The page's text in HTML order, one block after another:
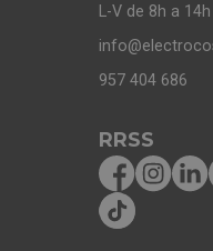
L-V de 8h a 14h
957 404 686
RRSS